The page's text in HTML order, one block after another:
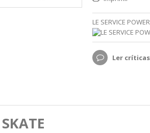
LE SERVICE
Ler